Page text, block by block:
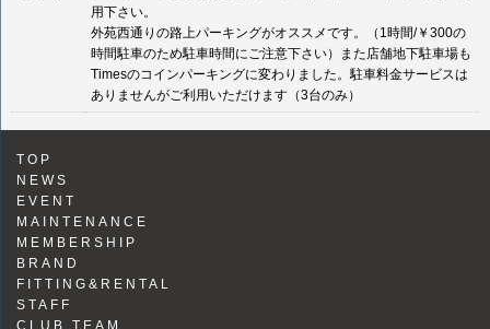
用下さい。
外苑西通りの路上パーキングがオススメです。（1時間/￥300の
時間駐車のため駐車時間にご注意下さい）また店舗地下駐車場も
Timesのコインパーキングに変わりました。駐車料金サービスは
ありませんがご利用いただけます（3台のみ）
TOP
NEWS
EVENT
MAINTENANCE
MEMBERSHIP
BRAND
FITTING&RENTAL
STAFF
CLUB TEAM